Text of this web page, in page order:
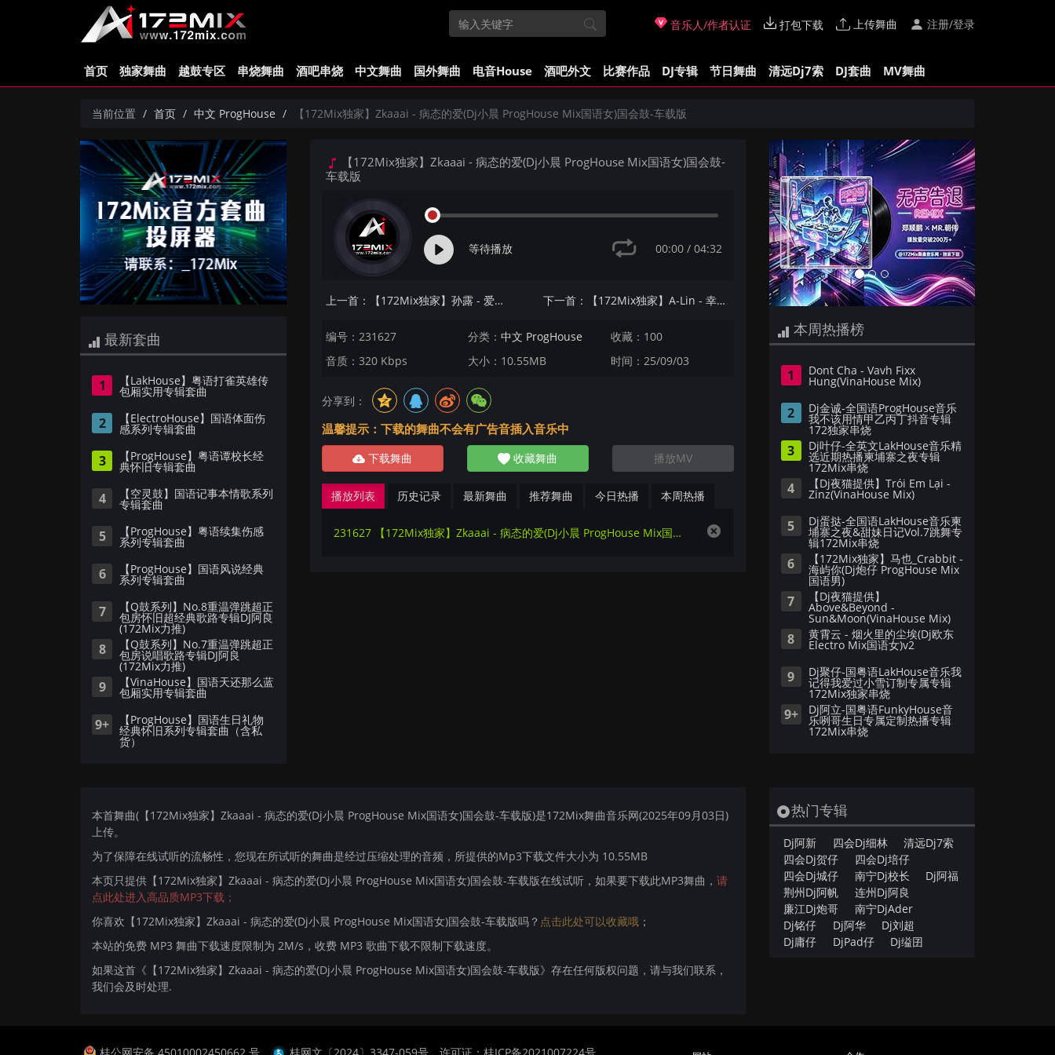
音乐人/作者认证 打包下载 上传舞曲 注册/登录
首页 独家舞曲 越鼓专区 串烧舞曲 酒吧串烧 中文舞曲 国外舞曲 电音House 酒吧外文 比赛作品 DJ专辑 节日舞曲 清远Dj7索 DJ套曲 MV舞曲
当前位置 首页 中文 ProgHouse 【172Mix独家】Zkaaai - 病态的爱(Dj小晨 ProgHouse Mix国语女)国会鼓-车载版
最新套曲
1 【LakHouse】粤语打雀英雄传
包厢实用专辑套曲
2 【ElectroHouse】国语体面伤
感系列专辑套曲
3 【ProgHouse】粤语谭校长经
典怀旧专辑套曲
4 【空灵鼓】国语记事本情歌系列
专辑套曲
5 【ProgHouse】粤语续集伤感
系列专辑套曲
6 【ProgHouse】国语风说经典
系列专辑套曲
7 【Q鼓系列】No.8重温弹跳超正
包房怀旧超经典歌路专辑DJ阿良
(172Mix力推)
8 【Q鼓系列】No.7重温弹跳超正
包房说唱歌路专辑DJ阿良
(172Mix力推)
9 【VinaHouse】国语天还那么蓝
包厢实用专辑套曲
9+ 【ProgHouse】国语生日礼物
经典怀旧系列专辑套曲（含私
货）
【172Mix独家】Zkaaai - 病态的爱(Dj小晨 ProgHouse Mix国语女)国会鼓-
车载版
等待播放 00:00 / 04:32
上一首：【172Mix独家】孙露 - 爱走了心碎了(Dj小麒 ProgHouse Mix国语女) 下一首：【172Mix独家】A-Lin - 幸福了然后呢(河池DjMK FunkyHouse Mix国语女)咚鼓
编号：231627 分类：中文 ProgHouse
收藏：100
音质：320 Kbps
大小：10.55MB 时间：25/09/03
分享到：
温馨提示：下载的舞曲不会有广告音插入音乐中
下载舞曲 收藏舞曲 播放MV
播放列表 历史记录 最新舞曲 推荐舞曲 今日热播 本周热播
231627 【172Mix独家】Zkaaai - 病态的爱(Dj小晨 ProgHouse Mix国语女)国会鼓-车载版
Previous Next
本周热播榜
1 Dont Cha - Vavh Fixx
Hung(VinaHouse Mix)
2 Dj金诚-全国语ProgHouse音乐
我不该用情甲乙丙丁抖音专辑
172独家串烧
3 Dj叶仔-全英文LakHouse音乐精
选近期热播柬埔寨之夜专辑
172Mix串烧
4 【Dj夜猫提供】Trói Em Lại -
Zinz(VinaHouse Mix)
5 Dj蛋挞-全国语LakHouse音乐柬
埔寨之夜&甜妹日记Vol.7跳舞专
辑172Mix串烧
6 【172Mix独家】马也_Crabbit -
海屿你(Dj炮仔 ProgHouse Mix
国语男)
7 【Dj夜猫提供】
Above&Beyond -
Sun&Moon(VinaHouse Mix)
8 黄霄云 - 烟火里的尘埃(Dj欧东
Electro Mix国语女)v2
9 Dj聚仔-国粤语LakHouse音乐我
记得我爱过小雪订制专属专辑
172Mix独家串烧
9+ Dj阿立-国粤语FunkyHouse音
乐咧哥生日专属定制热播专辑
172Mix串烧
本首舞曲(【172Mix独家】Zkaaai - 病态的爱(Dj小晨 ProgHouse Mix国语女)国会鼓-车载版)是172Mix舞曲音乐网(2025年09月03日)
上传。
为了保障在线试听的流畅性，您现在所试听的舞曲是经过压缩处理的音频，所提供的Mp3下载文件大小为 10.55MB
本页只提供【172Mix独家】Zkaaai - 病态的爱(Dj小晨 ProgHouse Mix国语女)国会鼓-车载版在线试听，如果要下载此MP3舞曲， 请
点此处进入高品质MP3下载；
你喜欢【172Mix独家】Zkaaai - 病态的爱(Dj小晨 ProgHouse Mix国语女)国会鼓-车载版吗？ 点击此处可以收藏哦 ；
本站的免费 MP3 舞曲下载速度限制为 2M/s，收费 MP3 歌曲下载不限制下载速度。
如果这首《【172Mix独家】Zkaaai - 病态的爱(Dj小晨 ProgHouse Mix国语女)国会鼓-车载版》存在任何版权问题，请与我们联系，
我们会及时处理.
热门专辑
Dj阿新 四会Dj细林
清远Dj7索
四会Dj贺仔
四会Dj培仔
四会Dj城仔
南宁Dj校长
Dj阿福
荆州Dj阿帆
连州Dj阿良
廉江Dj炮哥
南宁DjAder
Dj铭仔
Dj阿华
Dj刘超
Dj庸仔
DjPad仔 Dj缢囝
桂公网安备 45010002450662 号 桂网文〔2024〕3347-059号 许可证：桂ICP备2021007224号